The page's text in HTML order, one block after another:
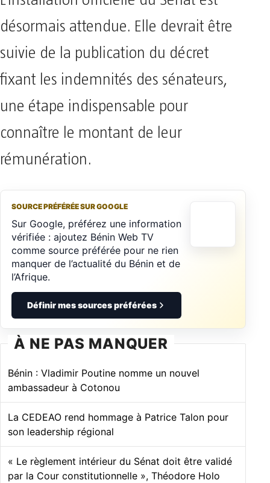
désormais attendue. Elle devrait être
suivie de la publication du décret
fixant les indemnités des sénateurs,
une étape indispensable pour
connaître le montant de leur
rémunération.
SOURCE PRÉFÉRÉE SUR GOOGLE
Sur Google, préférez une information
vérifiée : ajoutez Bénin Web TV
comme source préférée pour ne rien
manquer de l’actualité du Bénin et de
l’Afrique.
Définir mes sources préférées
À NE PAS MANQUER
Bénin : Vladimir Poutine nomme un nouvel
ambassadeur à Cotonou
La CEDEAO rend hommage à Patrice Talon pour
son leadership régional
« Le règlement intérieur du Sénat doit être validé
par la Cour constitutionnelle », Théodore Holo